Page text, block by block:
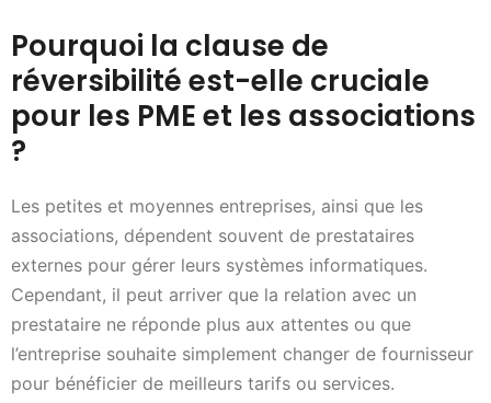
Pourquoi la clause de
réversibilité est-elle cruciale
pour les PME et les associations
?
Les petites et moyennes entreprises, ainsi que les
associations, dépendent souvent de prestataires
externes pour gérer leurs systèmes informatiques.
Cependant, il peut arriver que la relation avec un
prestataire ne réponde plus aux attentes ou que
l’entreprise souhaite simplement changer de fournisseur
pour bénéficier de meilleurs tarifs ou services.